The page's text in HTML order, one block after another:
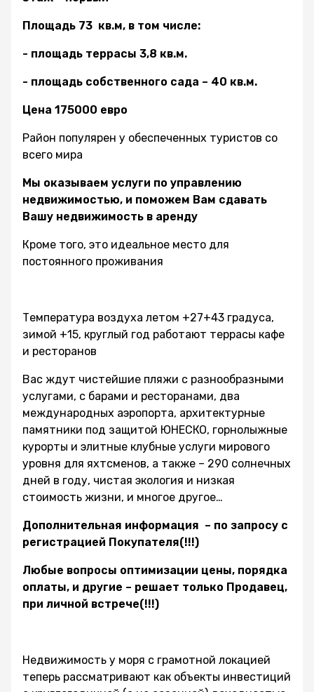
Площадь 73 кв.м, в том числе:
- площадь террасы 3,8 кв.м.
- площадь собственного сада – 40 кв.м.
Цена 175000 евро
Район популярен у обеспеченных туристов со
всего мира
Мы оказываем услуги по управлению
недвижимостью, и поможем Вам сдавать
Вашу недвижимость в аренду
Кроме того, это идеальное место для
постоянного проживания
Температура воздуха летом +27+43 градуса,
зимой +15, круглый год работают террасы кафе
и ресторанов
Вас ждут чистейшие пляжи с разнообразными
услугами, с барами и ресторанами, два
международных аэропорта, архитектурные
памятники под защитой ЮНЕСКО, горнолыжные
курорты и элитные клубные услуги мирового
уровня для яхтсменов, а также – 290 солнечных
дней в году, чистая экология и низкая
стоимость жизни, и многое другое…
Дополнительная информация – по запросу с
регистрацией Покупателя(!!!)
Любые вопросы оптимизации цены, порядка
оплаты, и другие – решает только Продавец,
при личной встрече(!!!)
Недвижимость у моря с грамотной локацией
теперь рассматривают как объекты инвестиций